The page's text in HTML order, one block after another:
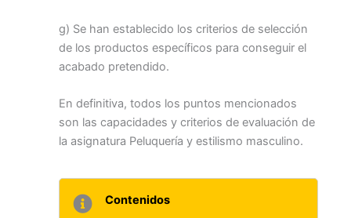
g) Se han establecido los criterios de selección
de los productos específicos para conseguir el
acabado pretendido.
En definitiva, todos los puntos mencionados
son las capacidades y criterios de evaluación de
la asignatura Peluquería y estilismo masculino.
Contenidos